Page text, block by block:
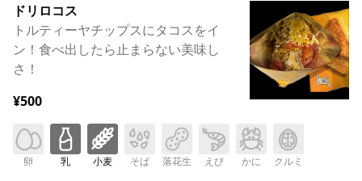
ドリロコス
トルティーヤチップスにタコスをイ
ン！食べ出したら止まらない美味し
さ！
¥500
卵 乳 小麦 そば 落花生 えび かに クルミ